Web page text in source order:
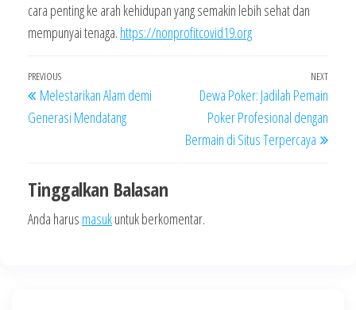
cara penting ke arah kehidupan yang semakin lebih sehat dan
mempunyai tenaga. https://nonprofitcovid19.org
Navigasi
pos
Previous
Post
PREVIOUS
Melestarikan Alam demi
Generasi Mendatang
Next
NEXT
Dewa Poker: Jadilah Pemain
Poker Profesional dengan
Bermain di Situs Terpercaya
Tinggalkan Balasan
Anda harus masukuntuk berkomentar.